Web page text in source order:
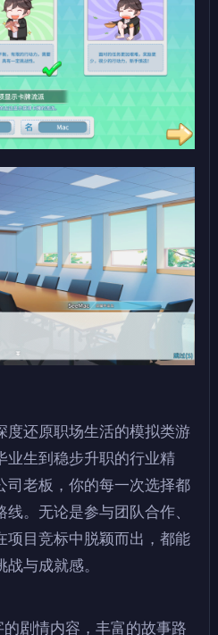
度还原职场生活的模拟类游
业生到稳步升职的行业精
司老板，你的每一次选择都
。无论是参与团队合作、
项目竞标中脱颖而出，都能
与成就感。
剧情内容，丰富的故事路